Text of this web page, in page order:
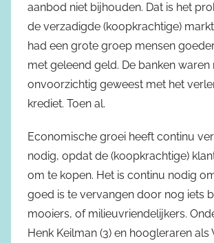
aanbod niet bijhouden. Dat is het
de verzadigde (koopkrachtige)
had een grote groep mensen
met geleend geld. De banken waren
onvoorzichtig geweest met het
krediet. Toen al.
Economische groei heeft continu
nodig, opdat de (koopkrachtige)
om te kopen. Het is continu nodig
goed is te vervangen door nog iets
mooiers, of milieuvriendelijkers.
Henk Keilman (3) en hoogleraren als